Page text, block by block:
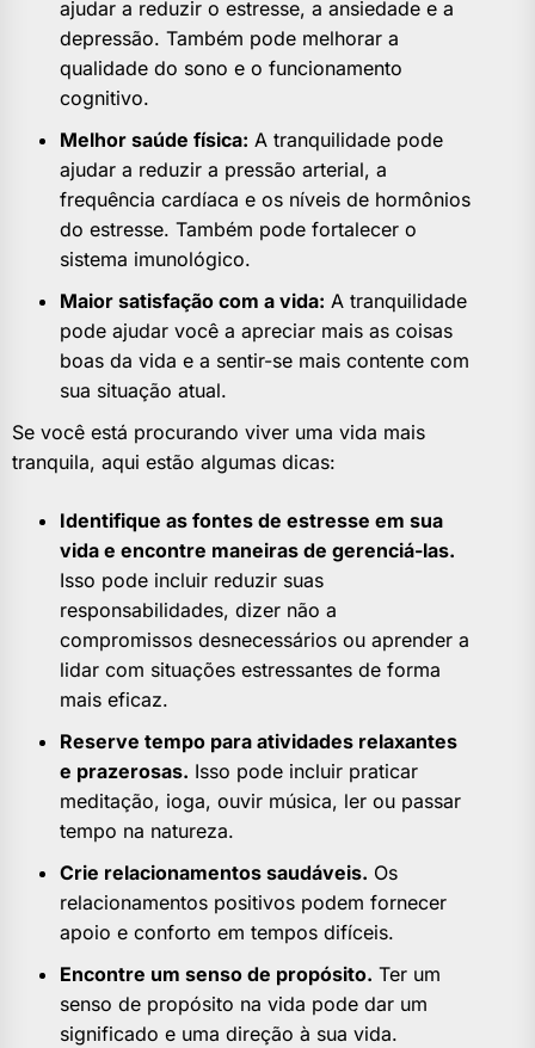
ajudar a reduzir o estresse, a ansiedade e a
depressão. Também pode melhorar a
qualidade do sono e o funcionamento
cognitivo.
Melhor saúde física: A tranquilidade pode
ajudar a reduzir a pressão arterial, a
frequência cardíaca e os níveis de hormônios
do estresse. Também pode fortalecer o
sistema imunológico.
Maior satisfação com a vida: A tranquilidade
pode ajudar você a apreciar mais as coisas
boas da vida e a sentir-se mais contente com
sua situação atual.
Se você está procurando viver uma vida mais
tranquila, aqui estão algumas dicas:
Identifique as fontes de estresse em sua
vida e encontre maneiras de gerenciá-las.
Isso pode incluir reduzir suas
responsabilidades, dizer não a
compromissos desnecessários ou aprender a
lidar com situações estressantes de forma
mais eficaz.
Reserve tempo para atividades relaxantes
e prazerosas. Isso pode incluir praticar
meditação, ioga, ouvir música, ler ou passar
tempo na natureza.
Crie relacionamentos saudáveis. Os
relacionamentos positivos podem fornecer
apoio e conforto em tempos difíceis.
Encontre um senso de propósito. Ter um
senso de propósito na vida pode dar um
significado e uma direção à sua vida.